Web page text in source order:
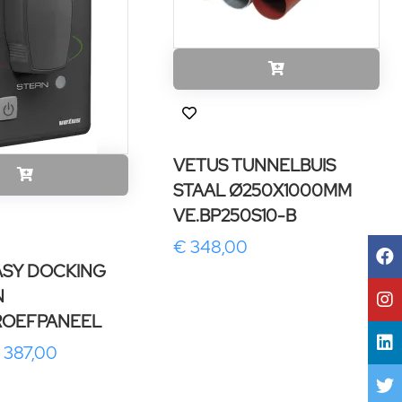
DOCKING
VETUS TUNNELBUIS
STAAL Ø250X1000MM
VE.BP250S10-B
€ 348,00